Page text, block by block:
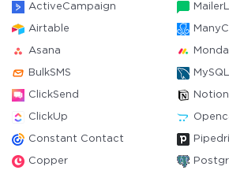
ActiveCampaign
Airtable
Asana
BulkSMS MySQL
ClickSend Notion
ClickUp
Constant Contact
Copper